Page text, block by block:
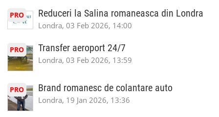
PRO Reduceri la Salina romaneasca din Londra
Londra, 03 Feb 2026, 14:00
PRO Transfer aeroport 24/7
Londra, 03 Feb 2026, 13:59
PRO Brand romanesc de colantare auto
Londra, 19 Jan 2026, 13:36